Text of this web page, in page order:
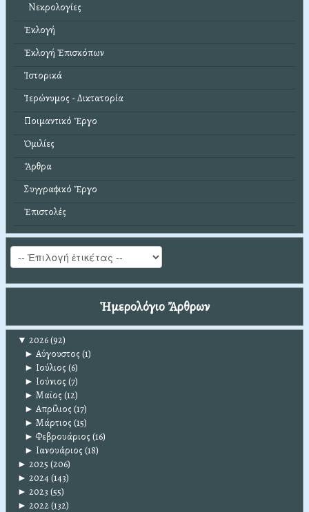
Νεκρολογίες
Ἐκλογή
Ἐκλογή Ἐπισκόπων
Ἱστορικά
Ἱερώνυμος - Δικτατορία
Ποιμαντικό Ἔργο
Ὁμιλίες
Ἄρθρα
Συγγραφικό Ἔργο
Ἐπιστολές
Ἡμερολόγιο Ἄρθρων
▼ 2026(92)
► Αύγουστος (1)
► Ιούλιος (6)
► Ιούνιος (7)
► Μαϊος (12)
► Απρίλιος (17)
► Μάρτιος (15)
► Φεβρουάριος (16)
► Ιανουάριος (18)
► 2025 (206)
► 2024(143)
► 2023 (55)
► 2022(132)